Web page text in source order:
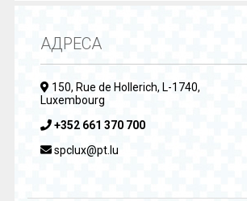
АДРЕСА
150, Rue de Hollerich, L-1740,
Luxembourg
+352 661 370 700
spclux@pt.lu